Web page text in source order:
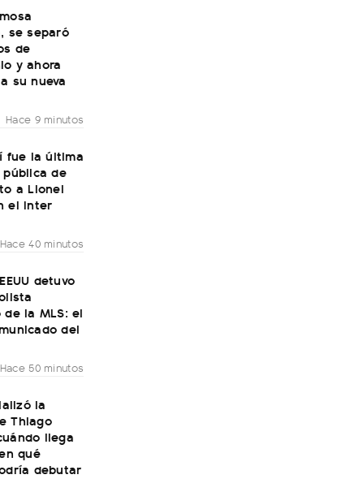
se separó
de
y ahora
su nueva
Hace 9 minutos
fue la última
de
a Lionel
el Inter
Hace 40 minutos
detuvo
la MLS: el
del
Hace 50 minutos
la
Thiago
llega
qué
debutar